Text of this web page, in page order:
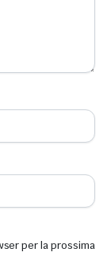
per la prossima